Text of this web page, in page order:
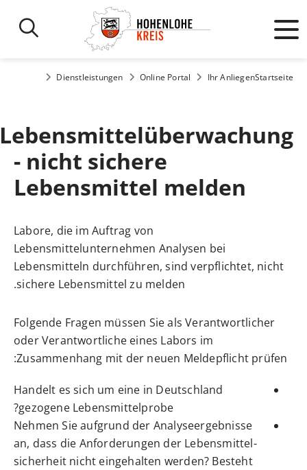
Startseite
Ihr Anliegen
Online Portal
Dienstleistungen
Lebensmittelüberwachung
- nicht sichere
Lebensmittel melden
Labore, die im Auftrag von
Lebensmittelunternehmen Analysen bei
Lebensmitteln durchführen, sind verpflichtet, nicht
sichere Lebensmittel zu melden.
Folgende Fragen müssen Sie als Verantwortlicher
oder Verantwortliche eines Labors im
Zusammenhang mit der neuen Meldepflicht prüfen:
Handelt es sich um eine in Deutschland
gezogene Lebensmittelprobe?
Nehmen Sie aufgrund der Analyseergebnisse
an, dass die Anforderungen der Lebensmittel-
sicherheit nicht eingehalten werden? Besteht